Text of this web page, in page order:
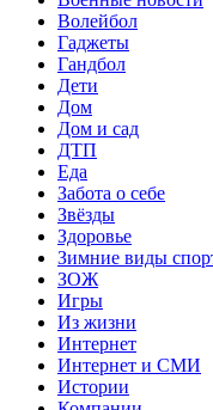
Волейбол
Гаджеты
Гандбол
Дети
Дом
Дом и сад
ДТП
Еда
Забота о себе
Звёзды
Здоровье
Зимние виды
ЗОЖ
Игры
Из жизни
Интернет
Интернет и СМИ
Истории